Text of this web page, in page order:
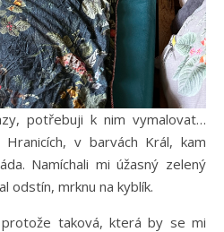
potřebuji k nim vymalovat…
v barvách Král, kam
Namíchali mi úžasný zelený
odstín, mrknu na kyblík.
taková, která by se mi